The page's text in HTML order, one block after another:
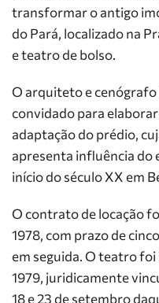
transformar o antigo
do Pará, localizado na
e teatro de bolso.
O arquiteto e
convidado para
adaptação do prédio,
apresenta influência do
início do século XX em
O contrato de locação
1978, com prazo de
em seguida. O teatro
1979, juridicamente
18 e 23 de setembro